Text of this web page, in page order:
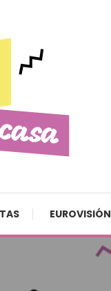
EUROVISIÓN